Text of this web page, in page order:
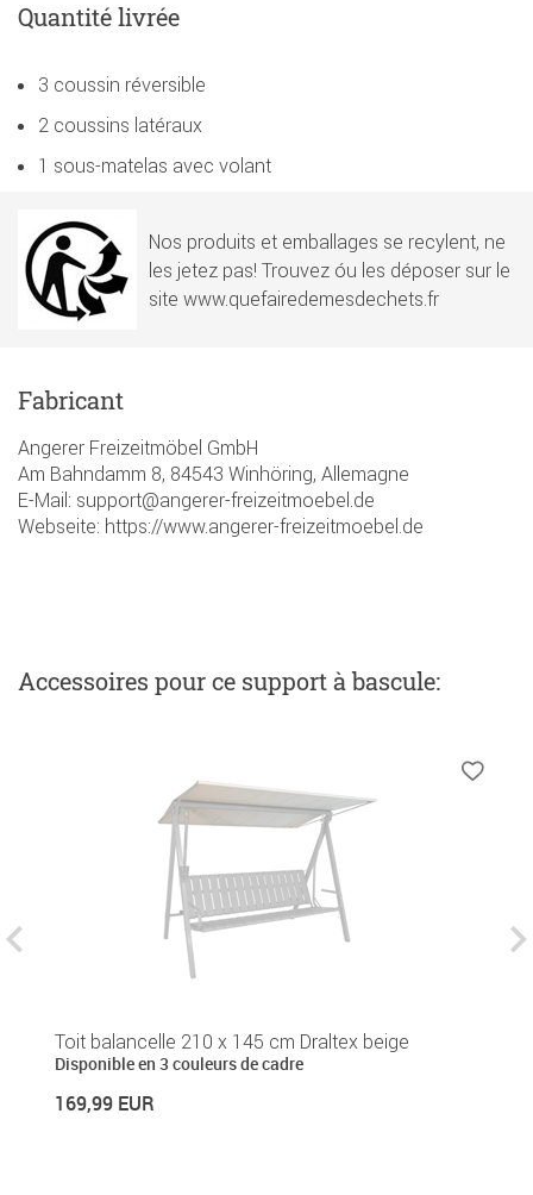
Quantité livrée
3 coussin réversible
2 coussins latéraux
1 sous-matelas avec volant
Nos produits et emballages se recylent, ne
les jetez pas! Trouvez óu les déposer sur le
site www.quefairedemesdechets.fr
Fabricant
Angerer Freizeitmöbel GmbH
Am Bahndamm 8, 84543 Winhöring, Allemagne
E-Mail: support@angerer-freizeitmoebel.de
Webseite: https://www.angerer-freizeitmoebel.de
Accessoires pour ce support à bascule:
Toit balancelle 210 x 145 cm Draltex beige
Disponible en 3 couleurs de cadre
169,99 EUR